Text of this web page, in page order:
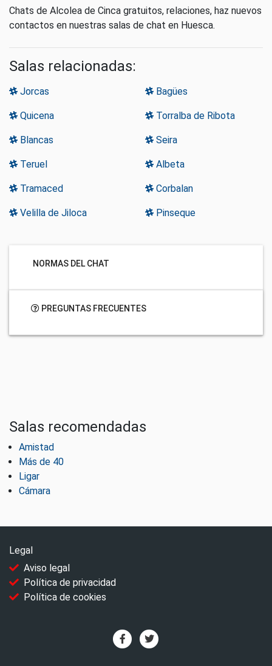
Chats de Alcolea de Cinca gratuitos, relaciones, haz nuevos
contactos en nuestras salas de chat en Huesca.
Salas relacionadas:
Jorcas Bagües
Quicena Torralba de Ribota
Blancas Seira
Teruel Albeta
Tramaced Corbalan
Velilla de Jiloca Pinseque
NORMAS DEL CHAT
PREGUNTAS FRECUENTES
Salas recomendadas
Amistad
Más de 40
Ligar
Cámara
Legal
Aviso legal
Política de privacidad
Política de cookies